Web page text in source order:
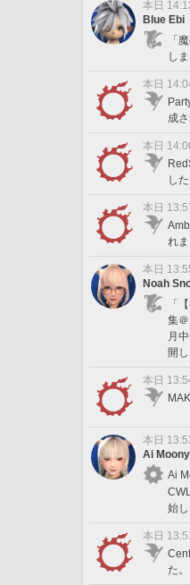
本日
Blue Ebi
「
しま
本日
成
本日
した
本日
れま
本日
Noah
「
集
月
開し
本日
本日
Ai Moony
Ai
始し
本日
た。